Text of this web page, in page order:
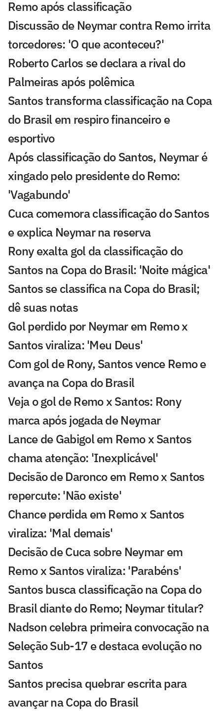
Remo após classificação
Discussão de Neymar contra Remo irrita
torcedores: 'O que aconteceu?'
Roberto Carlos se declara a rival do
Palmeiras após polêmica
Santos transforma classificação na Copa
do Brasil em respiro financeiro e
esportivo
Após classificação do Santos, Neymar é
xingado pelo presidente do Remo:
'Vagabundo'
Cuca comemora classificação do Santos
e explica Neymar na reserva
Rony exalta gol da classificação do
Santos na Copa do Brasil: 'Noite mágica'
Santos se classifica na Copa do Brasil;
dê suas notas
Gol perdido por Neymar em Remo x
Santos viraliza: 'Meu Deus'
Com gol de Rony, Santos vence Remo e
avança na Copa do Brasil
Veja o gol de Remo x Santos: Rony
marca após jogada de Neymar
Lance de Gabigol em Remo x Santos
chama atenção: 'Inexplicável'
Decisão de Daronco em Remo x Santos
repercute: 'Não existe'
Chance perdida em Remo x Santos
viraliza: 'Mal demais'
Decisão de Cuca sobre Neymar em
Remo x Santos viraliza: 'Parabéns'
Santos busca classificação na Copa do
Brasil diante do Remo; Neymar titular?
Nadson celebra primeira convocação na
Seleção Sub-17 e destaca evolução no
Santos
Santos precisa quebrar escrita para
avançar na Copa do Brasil